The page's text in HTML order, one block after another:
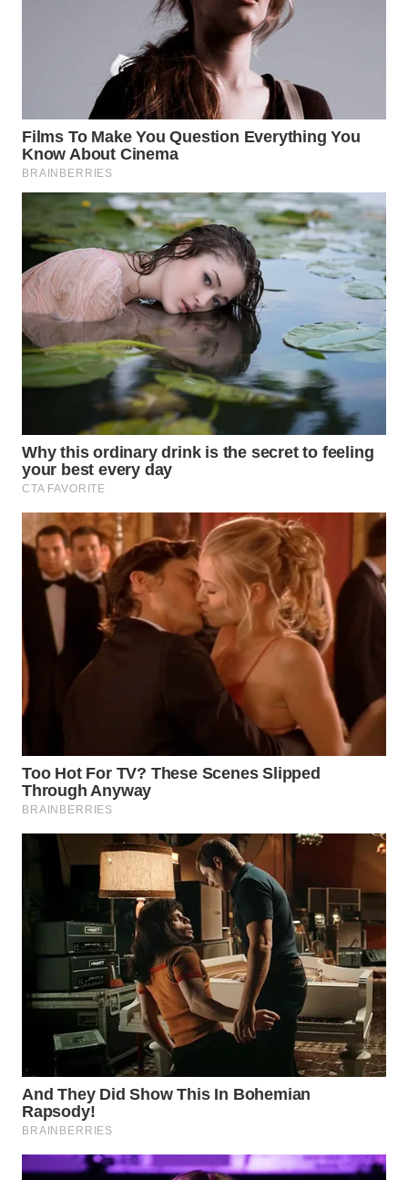
WN
BOROBUDUR
WN
MADURA
WN
SURABAYA
WN
NATUNA
WN
MANDALIKA
WN
LIKUPANG
WN
LABUANBAJO
Wahana
Media
Group
WAHANA
NEWS
TANI
WAHANA
ADVOKAT
WAHANA
INFRASTRUKTUR
WAHANA
KONSUMEN
WAHANA